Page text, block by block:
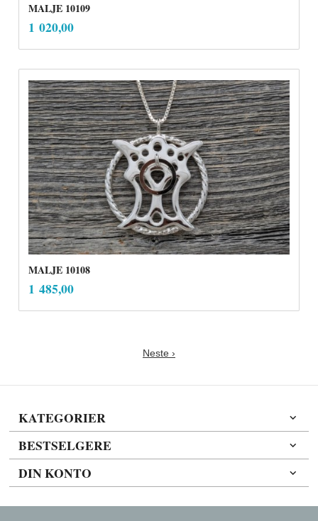
MALJE 10109
Pris
1 020,00
MALJE 10108
Pris
1 485,00
Neste ›
KATEGORIER
BESTSELGERE
DIN KONTO